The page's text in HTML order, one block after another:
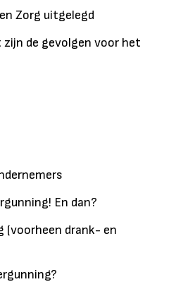
Zorg uitgelegd
de gevolgen voor het
En dan?
(voorheen drank- en